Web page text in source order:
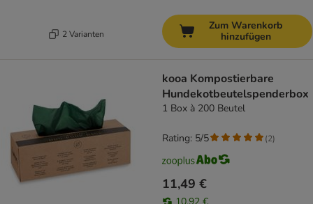
2 Varianten
Zum Warenkorb
hinzufügen
kooa Kompostierbare
Hundekotbeutelspenderbox
1 Box à 200 Beutel
11,49 €
Rating: 5/5 (2)